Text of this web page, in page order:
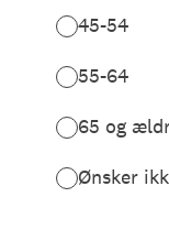
45-54
55-64
65 og
Ønsker